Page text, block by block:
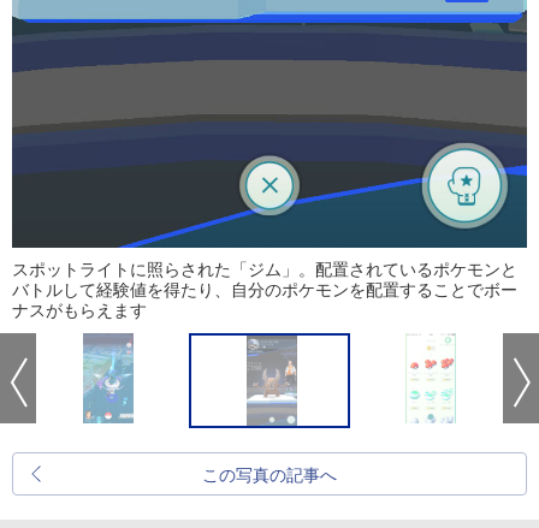
スポットライトに照らされた「ジム」。配置されているポケモンと
バトルして経験値を得たり、自分のポケモンを配置することでボー
ナスがもらえます
この写真の記事へ